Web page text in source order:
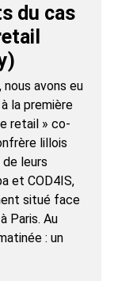
du cas
nous avons eu
la première
retail » co-
lillois
leurs
et COD4IS,
situé face
Paris. Au
: un